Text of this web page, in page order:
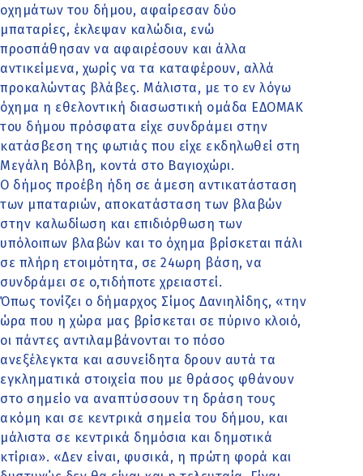
οχημάτων του δήμου, αφαίρεσαν δύο
μπαταρίες, έκλεψαν καλώδια, ενώ
προσπάθησαν να αφαιρέσουν και άλλα
αντικείμενα, χωρίς να τα καταφέρουν, αλλά
προκαλώντας βλάβες. Μάλιστα, με το εν λόγω
όχημα η εθελοντική διασωστική ομάδα ΕΔΟΜΑΚ
του δήμου πρόσφατα είχε συνδράμει στην
κατάσβεση της φωτιάς που είχε εκδηλωθεί στη
Μεγάλη Βόλβη, κοντά στο Βαγιοχώρι.
Ο δήμος προέβη ήδη σε άμεση αντικατάσταση
των μπαταριών, αποκατάσταση των βλαβών
στην καλωδίωση και επιδιόρθωση των
υπόλοιπων βλαβών και το όχημα βρίσκεται πάλι
σε πλήρη ετοιμότητα, σε 24ωρη βάση, να
συνδράμει σε ο,τιδήποτε χρειαστεί.
Όπως τονίζει ο δήμαρχος Σίμος Δανιηλίδης, «την
ώρα που η χώρα μας βρίσκεται σε πύρινο κλοιό,
οι πάντες αντιλαμβάνονται το πόσο
ανεξέλεγκτα και ασυνείδητα δρουν αυτά τα
εγκληματικά στοιχεία που με θράσος φθάνουν
στο σημείο να αναπτύσσουν τη δράση τους
ακόμη και σε κεντρικά σημεία του δήμου, και
μάλιστα σε κεντρικά δημόσια και δημοτικά
κτίρια». «Δεν είναι, φυσικά, η πρώτη φορά και